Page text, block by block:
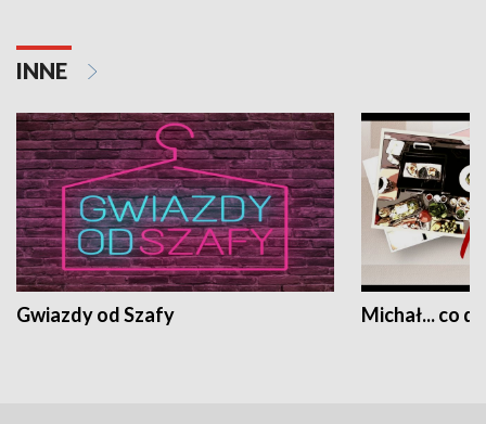
INNE
Gwiazdy od Szafy Michał... co